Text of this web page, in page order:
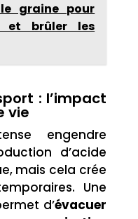
graine pour
et brûler les
: l’impact
vie
engendre
d’acide
mais cela crée
Une
d’évacuer